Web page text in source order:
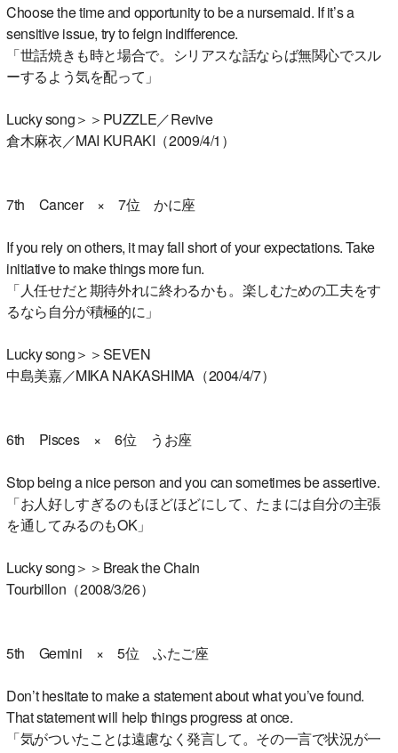
Choose the time and opportunity to be a nursemaid. If it’s a
sensitive issue, try to feign indifference.
「世話焼きも時と場合で。シリアスな話ならば無関心でスル
ーするよう気を配って」
Lucky song＞＞PUZZLE／Revive
倉木麻衣／MAI KURAKI（2009/4/1）
7th Cancer × 7位 かに座
If you rely on others, it may fall short of your expectations. Take
initiative to make things more fun.
「人任せだと期待外れに終わるかも。楽しむための工夫をす
るなら自分が積極的に」
Lucky song＞＞SEVEN
中島美嘉／MIKA NAKASHIMA（2004/4/7）
6th Pisces × 6位 うお座
Stop being a nice person and you can sometimes be assertive.
「お人好しすぎるのもほどほどにして、たまには自分の主張
を通してみるのもOK」
Lucky song＞＞Break the Chain
Tourbillon（2008/3/26）
5th Gemini × 5位 ふたご座
Don’t hesitate to make a statement about what you’ve found.
That statement will help things progress at once.
「気がついたことは遠慮なく発言して。その一言で状況が一